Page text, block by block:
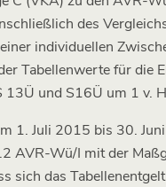
des
individuellen
Tabellenwerte für die
13Ü und S16Ü um 1 v.
1. Juli 2015 bis 30.
AVR-Wü/I mit der
sich das